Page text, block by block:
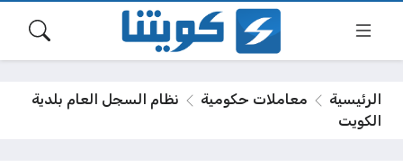
الرئيسية معاملات حكومية
نظام السجل العام بلدية
الكويت